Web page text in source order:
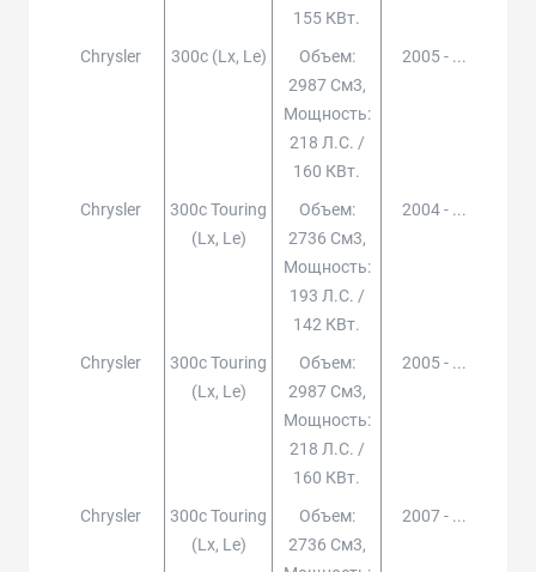
155 КВт.
Chrysler 300c (lx, Le)
Объем:
2987 См3,
Мощность:
218 Л.с. /
160 КВт.
2005 - ...
Chrysler
300c Touring
(lx, Le)
Объем:
2736 См3,
Мощность:
193 Л.с. /
142 КВт.
2004 - ...
Chrysler
300c Touring
(lx, Le)
Объем:
2987 См3,
Мощность:
218 Л.с. /
160 КВт.
2005 - ...
Chrysler
300c Touring
(lx, Le)
Объем:
2736 См3,
2007 - ...